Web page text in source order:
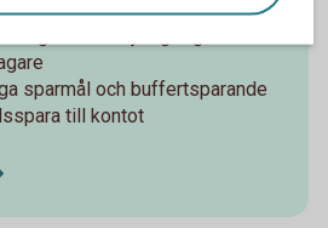
sparmål och buffertsparande
till kontot